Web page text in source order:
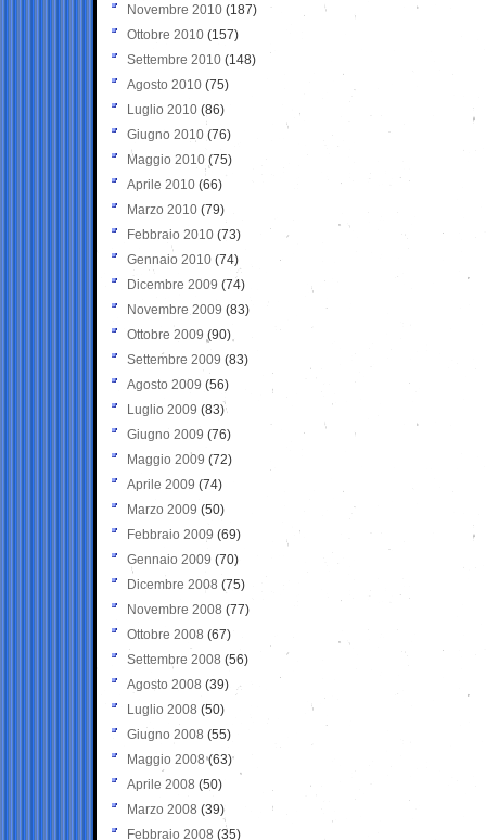
Novembre 2010 (187)
Ottobre 2010 (157)
Settembre 2010 (148)
Agosto 2010 (75)
Luglio 2010 (86)
Giugno 2010 (76)
Maggio 2010 (75)
Aprile 2010 (66)
Marzo 2010 (79)
Febbraio 2010 (73)
Gennaio 2010 (74)
Dicembre 2009 (74)
Novembre 2009 (83)
Ottobre 2009 (90)
Settembre 2009 (83)
Agosto 2009 (56)
Luglio 2009 (83)
Giugno 2009 (76)
Maggio 2009 (72)
Aprile 2009 (74)
Marzo 2009 (50)
Febbraio 2009 (69)
Gennaio 2009 (70)
Dicembre 2008 (75)
Novembre 2008 (77)
Ottobre 2008 (67)
Settembre 2008 (56)
Agosto 2008 (39)
Luglio 2008 (50)
Giugno 2008 (55)
Maggio 2008(63)
Aprile 2008 (50)
Marzo 2008 (39)
Febbraio 2008 (35)